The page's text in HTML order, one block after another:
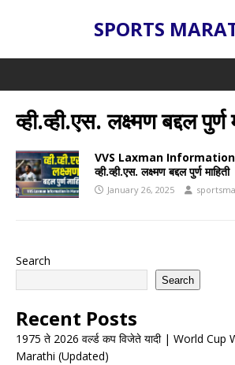
SPORTS
व्ही.व्ही.एस. लक्ष्मण बद्दल पुर्ण
VVS Laxman
व्ही.व्ही.एस. लक्ष्मण बद्दल पुर्ण माहिती
January 26, 2025
Search
Search
Recent Posts
1975 ते 2026 वर्ल्ड कप विजेते यादी | World Cup
Marathi (Updated)